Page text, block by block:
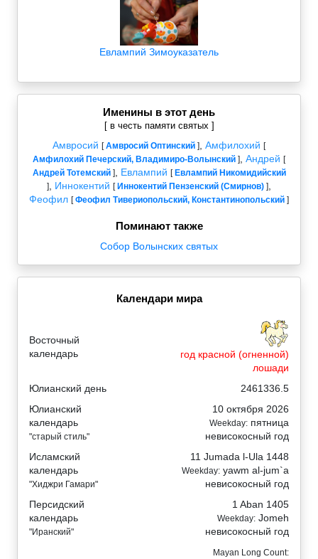
Евлампий Зимоуказатель
Именины в этот день
[ в честь памяти святых ]
Амвросий [Амвросий Оптинский ], Амфилохий [
Амфилохий Печерский, Владимиро-Волынский ], Андрей [
Андрей Тотемский], Евлампий [ Евлампий Никомидийский
], Иннокентий [ Иннокентий Пензенский (Смирнов) ],
Феофил [Феофил Тивериопольский, Константинопольский ]
Поминают также
Собор Волынских святых
Календари мира
Восточный
календарь
год красной (огненной)
лошади
Юлианский день
2461336.5
Юлианский
календарь
"старый стиль"
10 октября 2026
Weekday: пятница
невисокосный год
Исламский
календарь
"Хиджри Гамари"
11 Jumada l-Ula 1448
Weekday: yawm al-jum`a
невисокосный год
Персидский
календарь
"Иранский"
1 Aban 1405
Weekday: Jomeh
невисокосный год
Mayan Long Count: